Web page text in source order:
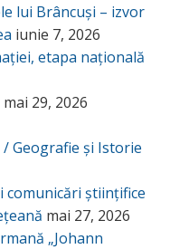
lui Brâncuși – izvor
iunie 7, 2026
etapa națională
mai 29, 2026
Geografie și Istorie
comunicări științifice
mai 27, 2026
„Johann